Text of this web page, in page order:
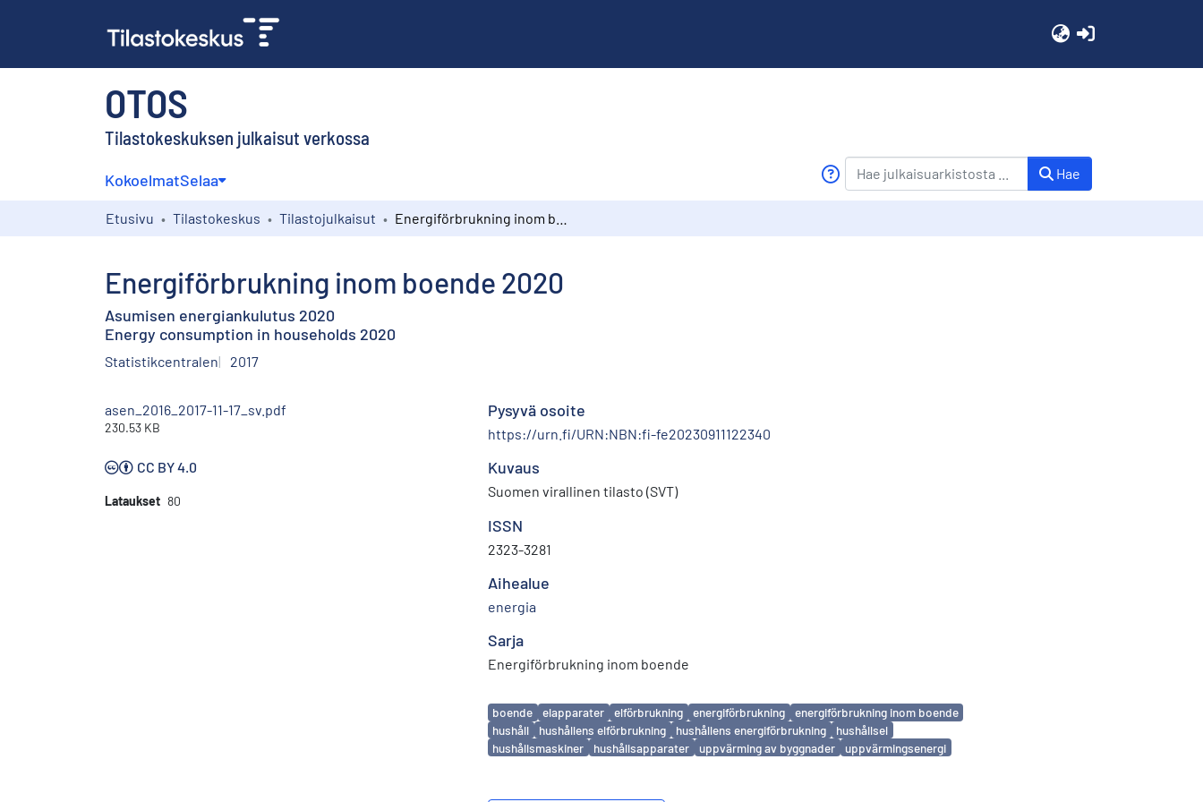
OTOS
Tilastokeskuksen julkaisut verkossa
KokoelmatSelaa Hae
Etusivu Tilastokeskus Tilastojulkaisut
Energiförbrukning inom boende 2020
Asumisen energiankulutus 2020
Energy consumption in households 2020
Statistikcentralen 2017
asen_2016_2017-11-17_sv.pdf
230.53 KB
CC BY 4.0
Lataukset 80
Pysyvä osoite
https://urn.fi/URN:NBN:fi-fe20230911122340
Kuvaus
Suomen virallinen tilasto (SVT)
ISSN
2323-3281
Aihealue
energia
Sarja
Energiförbrukning inom boende
Avainsanat
boende elapparater elförbrukning energiförbrukning
energiförbrukning inom boende
hushåll
hushållens elförbrukning hushållens energiförbrukning
hushållsel
hushållsmaskiner
hushållsapparater uppvärming av byggnader uppvärmingsenergi